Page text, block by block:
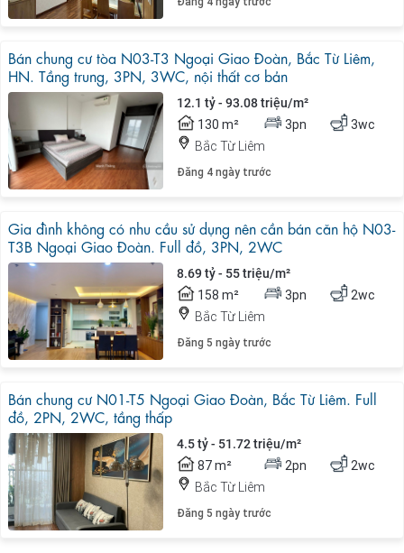
Bán chung cư tòa N03-T3 Ngoại Giao Đoàn, Bắc Từ Liêm,
HN. Tầng trung, 3PN, 3WC, nội thất cơ bản
12.1 tỷ - 93.08 triệu/m²
130 m²
3pn
3wc
Bắc Từ Liêm
Đăng 4 ngày trước
Gia đình không có nhu cầu sử dụng nên cần bán căn hộ N03-
T3B Ngoại Giao Đoàn. Full đồ, 3PN, 2WC
8.69 tỷ - 55 triệu/m²
158 m²
3pn
2wc
Bắc Từ Liêm
Đăng 5 ngày trước
Bán chung cư N01-T5 Ngoại Giao Đoàn, Bắc Từ Liêm. Full
đồ, 2PN, 2WC, tầng thấp
4.5 tỷ - 51.72 triệu/m²
87 m²
2pn
2wc
Bắc Từ Liêm
Đăng 5 ngày trước